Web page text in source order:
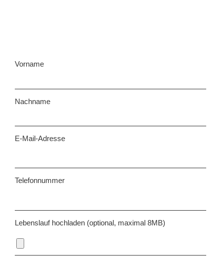
Vorname
Nachname
E-Mail-Adresse
Telefonnummer
Lebenslauf hochladen (optional, maximal 8MB)